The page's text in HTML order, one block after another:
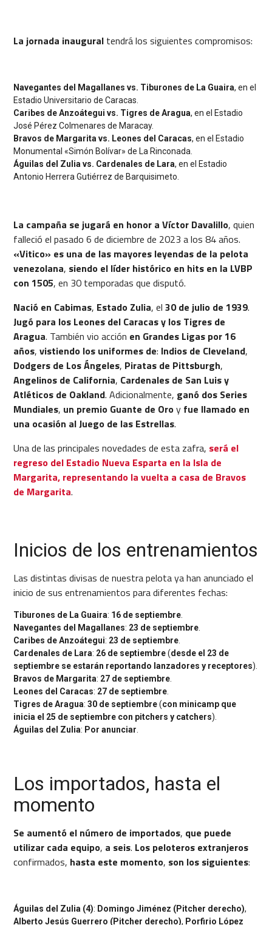
La jornada inauguraltendrá los siguientes compromisos:
Navegantes del Magallanes vs. Tiburones de La Guaira, en el
Estadio Universitario de Caracas.
Caribes de Anzoátegui vs. Tigres de Aragua, en el Estadio
José Pérez Colmenares de Maracay.
Bravos de Margarita vs. Leones del Caracas, en el Estadio
Monumental «Simón Bolívar» de La Rinconada.
Águilas del Zulia vs. Cardenales de Lara, en el Estadio
Antonio Herrera Gutiérrez de Barquisimeto.
La campaña se jugará en honor a Víctor Davalillo, quien
falleció el pasado 6 de diciembre de 2023 a los 84 años.
«Vitico» es una de las mayores leyendas de la pelota
venezolana, siendo el líder histórico en hits en la LVBP
con 1505, en 30 temporadas que disputó.
Nació en Cabimas, Estado Zulia, el 30 de julio de 1939.
Jugó para los Leones del Caracas y los Tigres de
Aragua. También vio acción en Grandes Ligas por 16
años, vistiendo los uniformes de: Indios de Cleveland,
Dodgers de Los Ángeles, Piratas de Pittsburgh,
Angelinos de California, Cardenales de San Luis y
Atléticos de Oakland. Adicionalmente, ganó dos Series
Mundiales, un premio Guante de Oroy fue llamado en
una ocasión al Juego de las Estrellas.
Una de las principales novedades de esta zafra, será el
regreso del Estadio Nueva Esparta en la Isla de
Margarita, representando la vuelta a casa de Bravos
de Margarita.
Inicios de los entrenamientos
Las distintas divisas de nuestra pelota ya han anunciado el
inicio de sus entrenamientos para diferentes fechas:
Tiburones de La Guaira: 16 de septiembre.
Navegantes del Magallanes: 23 de septiembre.
Caribes de Anzoátegui: 23 de septiembre.
Cardenales de Lara: 26 de septiembre(desde el 23 de
septiembre se estarán reportando lanzadores y receptores).
Bravos de Margarita: 27 de septiembre.
Leones del Caracas: 27 de septiembre.
Tigres de Aragua: 30 de septiembre(con minicamp que
inicia el 25 de septiembre con pitchers y catchers).
Águilas del Zulia: Por anunciar
Los importados, hasta el
momento
Se aumentó el número de importados, que puede
utilizar cada equipo, a seis. Los peloteros extranjeros
confirmados, hasta este momento, son los siguientes:
Águilas del Zulia (4): Domingo Jiménez (Pitcher derecho),
Alberto Jesús Guerrero (Pitcher derecho), Porfirio López